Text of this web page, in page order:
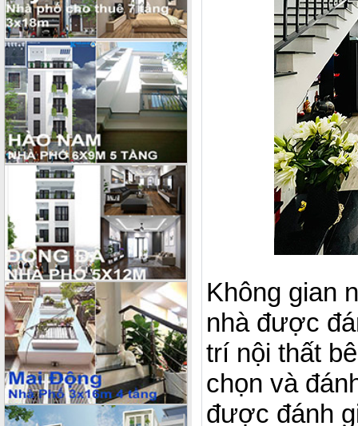
Không gian
nhà được
trí nội thất
chọn và
được đánh